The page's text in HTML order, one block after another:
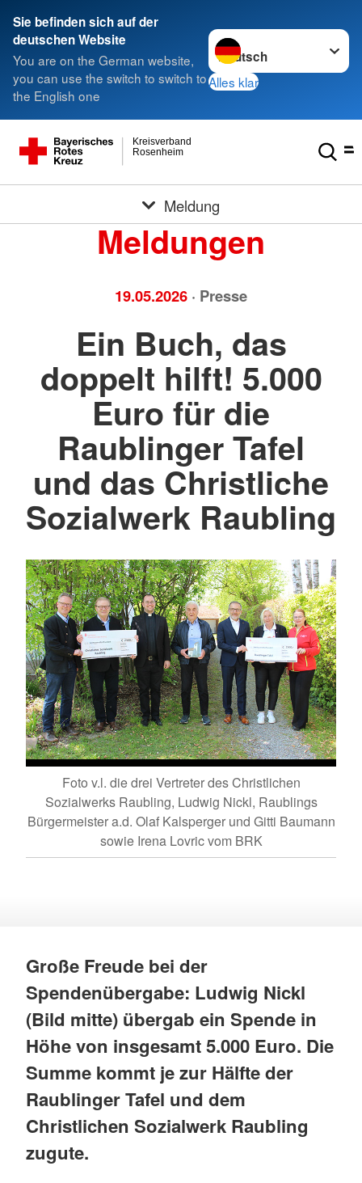
Sie befinden sich auf der
deutschen Website
You are on the German website,
you can use the switch to switch to
the English one
Sprache wechseln zu
Alles klar
Rosenheim
Kreisverband
Meldung
Meldungen
19.05.2026 · Presse
Ein Buch, das
doppelt hilft! 5.000
Euro für die
Raublinger Tafel
und das Christliche
Sozialwerk Raubling
Foto v.l. die drei Vertreter des Christlichen
Sozialwerks Raubling, Ludwig Nickl, Raublings
Bürgermeister a.d. Olaf Kalsperger und Gitti Baumann
sowie Irena Lovric vom BRK
Große Freude bei der
Spendenübergabe: Ludwig Nickl
(Bild mitte) übergab ein Spende in
Höhe von insgesamt 5.000 Euro. Die
Summe kommt je zur Hälfte der
Raublinger Tafel und dem
Christlichen Sozialwerk Raubling
zugute.